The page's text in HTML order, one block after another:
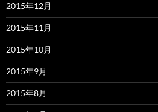
2015年12月
2015年11月
2015年10月
2015年9月
2015年8月